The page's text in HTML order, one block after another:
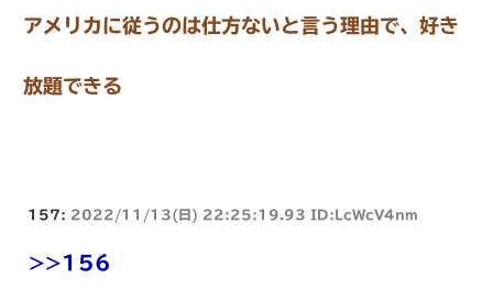
アメリカに従うのは仕方ないと言う理由で、好き
放題できる
157: 2022/11/13(日) 22:25:19.93 ID:LcWcV4nm
>>156